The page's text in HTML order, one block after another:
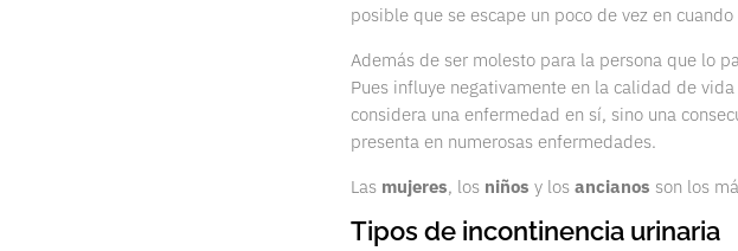
posible que se escape un poco de vez en
Además de ser molesto para la persona que lo
Pues influye negativamente en la calidad de
considera una enfermedad en sí, sino una
presenta en numerosas enfermedades.
Las mujeres, los niños y los ancianos son los
Tipos de incontinencia urinaria